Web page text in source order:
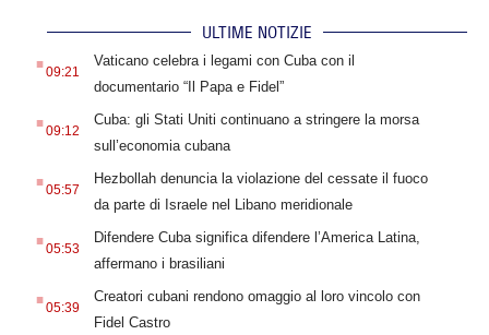
ULTIME NOTIZIE
.09:21
Vaticano celebra i legami con Cuba con il
documentario “Il Papa e Fidel”
.09:12
Cuba: gli Stati Uniti continuano a stringere la morsa
sull’economia cubana
.05:57
Hezbollah denuncia la violazione del cessate il fuoco
da parte di Israele nel Libano meridionale
.05:53
Difendere Cuba significa difendere l’America Latina,
affermano i brasiliani
.05:39
Creatori cubani rendono omaggio al loro vincolo con
Fidel Castro